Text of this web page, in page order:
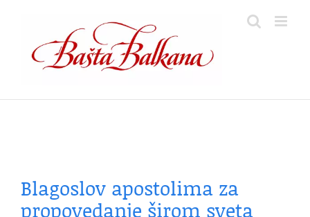
content
Blagoslov apostolima za
propovedanje širom sveta